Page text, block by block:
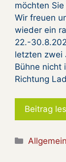
möchten
Wir freuen
wieder ein
22.-
letzten zwei
Bühne nicht
Richtung
Beitrag
Kategorien
Allgemein